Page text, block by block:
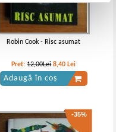
Robin Cook - Risc asumat
Pret:12,00Lei 8,40 Lei
Adaugă în coș
-35%